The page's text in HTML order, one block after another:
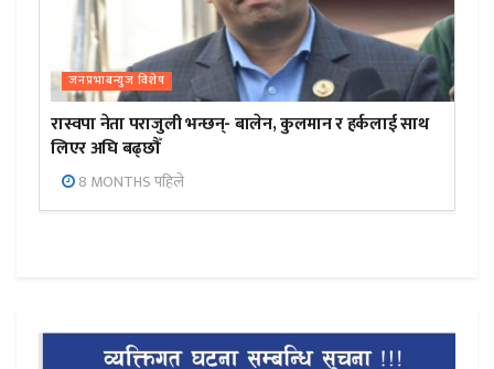
जनप्रभाबन्युज विशेष
रास्वपा नेता पराजुली भन्छन्- बालेन, कुलमान र हर्कलाई साथ
लिएर अघि बढ्छौँ
8 MONTHS पहिले